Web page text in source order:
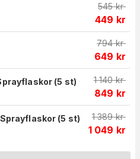
545 kr
449 kr
794 kr
649 kr
(5 st)
1 140 kr
849 kr
(5 st)
1 389 kr
1 049 kr